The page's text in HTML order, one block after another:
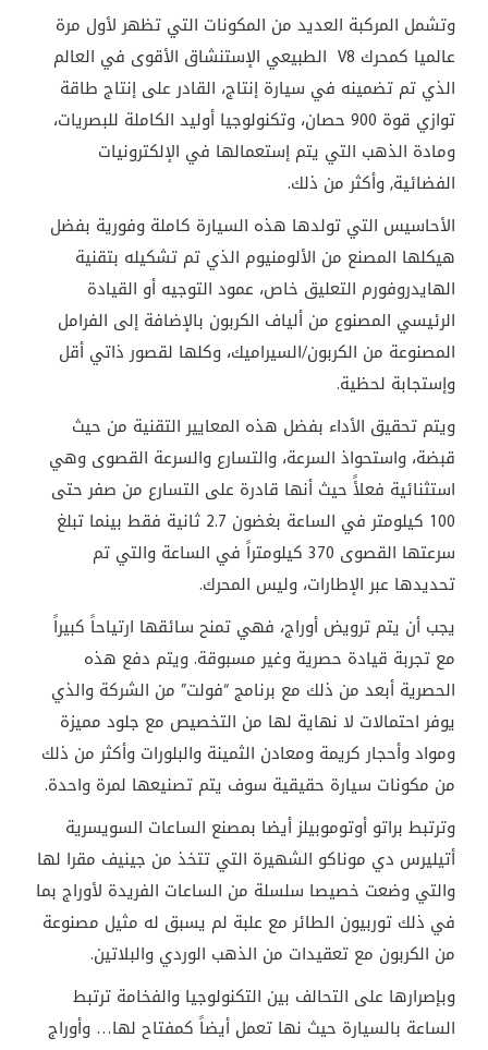
وتشمل المركبة العديد من المكونات التي تظهر لأول مرة
عالميا كمحرك V8 الطبيعي الإستنشاق الأقوى في العالم
الذي تم تضمينه في سيارة إنتاج، القادر على إنتاج طاقة
توازي قوة 900 حصان، وتكنولوجيا أوليد الكاملة للبصريات،
ومادة الذهب التي يتم إستعمالها في الإلكترونيات
الفضائية, وأكثر من ذلك.
الأحاسيس التي تولدها هذه السيارة كاملة وفورية بفضل
هيكلها المصنع من الألومنيوم الذي تم تشكيله بتقنية
الهايدروفورم التعليق خاص، عمود التوجيه أو القيادة
الرئيسي المصنوع من ألياف الكربون بالإضافة إلى الفرامل
المصنوعة من الكربون/السيراميك، وكلها لقصور ذاتي أقل
وإستجابة لحظية.
ويتم تحقيق الأداء بفضل هذه المعايير التقنية من حيث
قبضة، واستحواذ السرعة، والتسارع والسرعة القصوى وهي
استثنائية فعلأً حيث أنها قادرة على التسارع من صفر حتى
100 كيلومتر في الساعة بغضون 2.7 ثانية فقط بينما تبلغ
سرعتها القصوى 370 كيلومتراً في الساعة والتي تم
تحديدها عبر الإطارات، وليس المحرك.
يجب أن يتم ترويض أوراج، فهي تمنح سائقها ارتياحاً كبيراً
مع تجربة قيادة حصرية وغير مسبوقة. ويتم دفع هذه
الحصرية أبعد من ذلك مع برنامج “فولت” من الشركة والذي
يوفر احتمالات لا نهاية لها من التخصيص مع جلود مميزة
ومواد وأحجار كريمة ومعادن الثمينة والبلورات وأكثر من ذلك
من مكونات سيارة حقيقية سوف يتم تصنيعها لمرة واحدة.
وترتبط براتو أوتوموبيلز أيضا بمصنع الساعات السويسرية
أتيليرس دي موناكو الشهيرة التي تتخذ من جينيف مقرا لها
والتي وضعت خصيصا سلسلة من الساعات الفريدة لأوراج بما
في ذلك توربيون الطائر مع علبة لم يسبق له مثيل مصنوعة
من الكربون مع تعقيدات من الذهب الوردي والبلاتين.
وبإصرارها على التحالف بين التكنولوجيا والفخامة ترتبط
الساعة بالسيارة حيث نها تعمل أيضاً كمفتاح لها… وأوراج